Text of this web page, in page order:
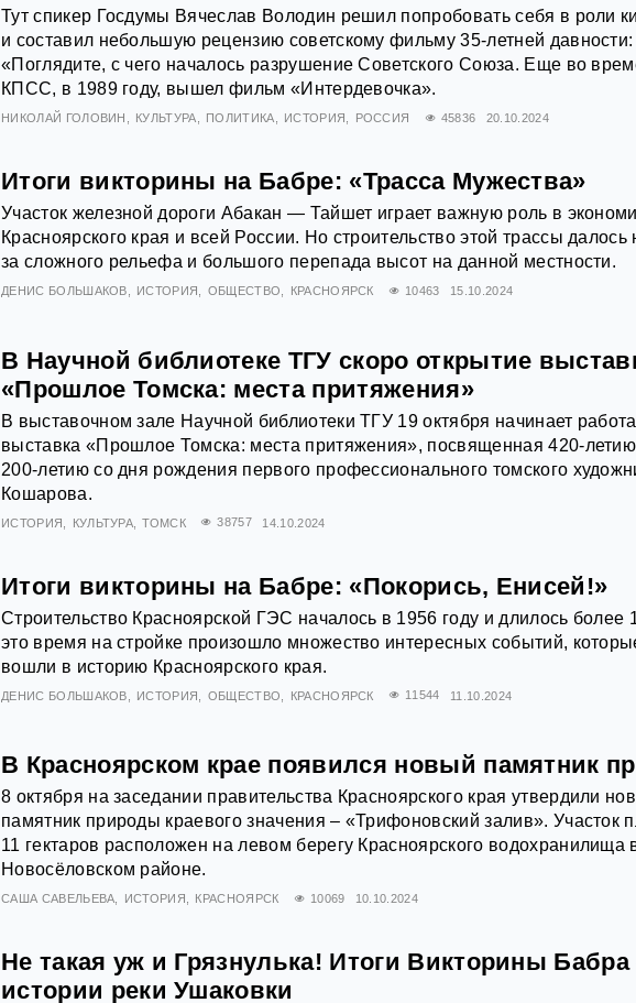
Тут спикер Госдумы Вячеслав Володин решил попробовать себя в роли
и составил небольшую рецензию советскому фильму 35-летней давности:
«Поглядите, с чего началось разрушение Советского Союза. Еще во
КПСС, в 1989 году, вышел фильм «Интердевочка».
НИКОЛАЙ ГОЛОВИН КУЛЬТУРА ПОЛИТИКА ИСТОРИЯ РОССИЯ 45836 20.10.2024
Итоги викторины на Бабре: «Трасса Мужества»
Участок железной дороги Абакан — Тайшет играет важную роль в
Красноярского края и всей России. Но строительство этой трассы далось
за сложного рельефа и большого перепада высот на данной местности.
ДЕНИС БОЛЬШАКОВ ИСТОРИЯ ОБЩЕСТВО КРАСНОЯРСК 10463 15.10.2024
В Научной библиотеке ТГУ скоро открытие
«Прошлое Томска: места притяжения»
В выставочном зале Научной библиотеки ТГУ 19 октября начинает
выставка «Прошлое Томска: места притяжения», посвященная 420-
200-летию со дня рождения первого профессионального томского
Кошарова.
ИСТОРИЯ КУЛЬТУРА ТОМСК 38757 14.10.2024
Итоги викторины на Бабре: «Покорись, Енисей!»
Строительство Красноярской ГЭС началось в 1956 году и длилось более
это время на стройке произошло множество интересных событий,
вошли в историю Красноярского края.
ДЕНИС БОЛЬШАКОВ ИСТОРИЯ ОБЩЕСТВО КРАСНОЯРСК 11544 11.10.2024
В Красноярском крае появился новый памятник
8 октября на заседании правительства Красноярского края утвердили
памятник природы краевого значения – «Трифоновский залив». Участок
11 гектаров расположен на левом берегу Красноярского водохранилища
Новосёловском районе.
САША САВЕЛЬЕВА ИСТОРИЯ КРАСНОЯРСК 10069 10.10.2024
Не такая уж и Грязнулька! Итоги Викторины Бабра
истории реки Ушаковки